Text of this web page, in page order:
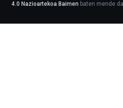
4.0 Nazioartekoa Baimen baten mende